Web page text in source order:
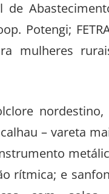
de
Potengi;
mulheres
nordestino,
– vareta
rítmica; e